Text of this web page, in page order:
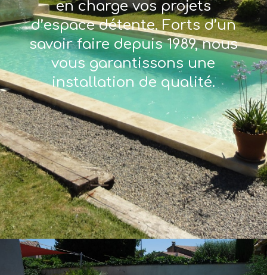
en charge vos projets
d’espace détente. Forts d’un
savoir faire depuis 1989, nous
vous garantissons une
installation de qualité.